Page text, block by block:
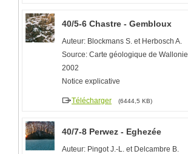
40/5-6 Chastre - Gembloux
Auteur: Blockmans S. et Herbosch A.
Source: Carte géologique de Wallonie
2002
Notice explicative
Télécharger (6444,5 KB)
40/7-8 Perwez - Eghezée
Auteur: Pingot J.-L. et Delcambre B.